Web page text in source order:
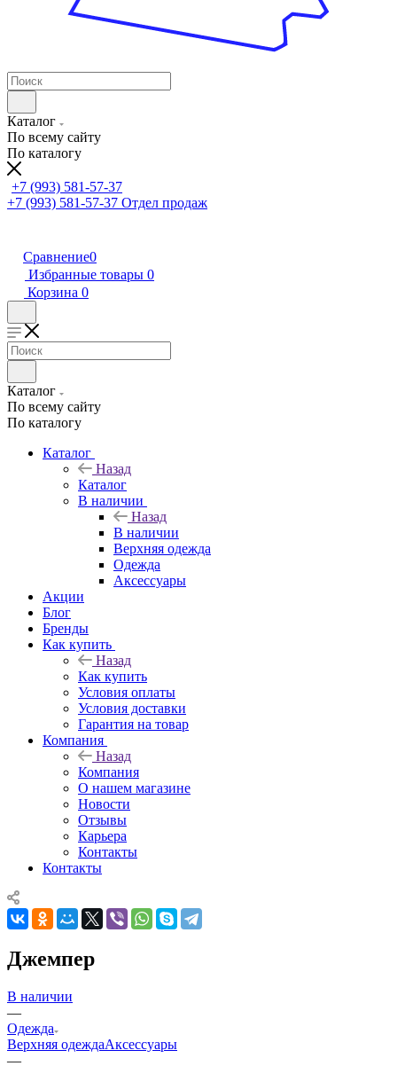
Каталог
По всему сайту
По каталогу
+7 (993) 581-57-37
+7 (993) 581-57-37 Отдел продаж
Сравнение0
Избранные товары 0
Корзина 0
Каталог
По всему сайту
По каталогу
Каталог
Назад
Каталог
В наличии
Назад
В наличии
Верхняя одежда
Одежда
Аксессуары
Акции
Блог
Бренды
Как купить
Назад
Как купить
Условия оплаты
Условия доставки
Гарантия на товар
Компания
Назад
Компания
О нашем магазине
Новости
Отзывы
Карьера
Контакты
Контакты
Джемпер
В наличии
—
Одежда
Верхняя одеждаАксессуары
—